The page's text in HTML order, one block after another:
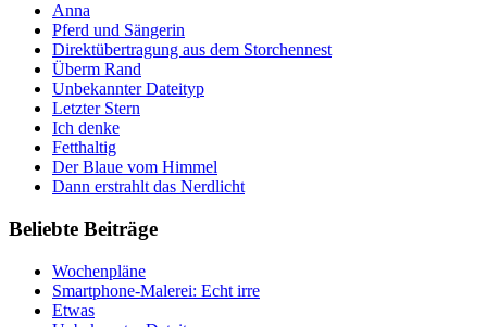
Anna
Pferd und Sängerin
Direktübertragung aus dem Storchennest
Überm Rand
Unbekannter Dateityp
Letzter Stern
Ich denke
Fetthaltig
Der Blaue vom Himmel
Dann erstrahlt das Nerdlicht
Beliebte Beiträge
Wochenpläne
Smartphone-Malerei: Echt irre
Etwas